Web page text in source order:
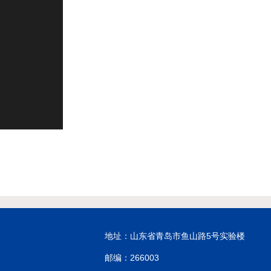
地址：山东省青岛市鱼山路5号实验楼
邮编：266003